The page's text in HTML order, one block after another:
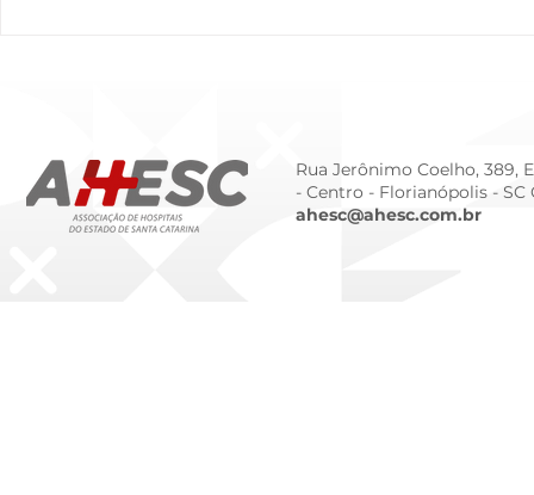
Rua Jerônimo Coelho, 389,
- Centro - Florianópolis - SC
ahesc@ahesc.com.br